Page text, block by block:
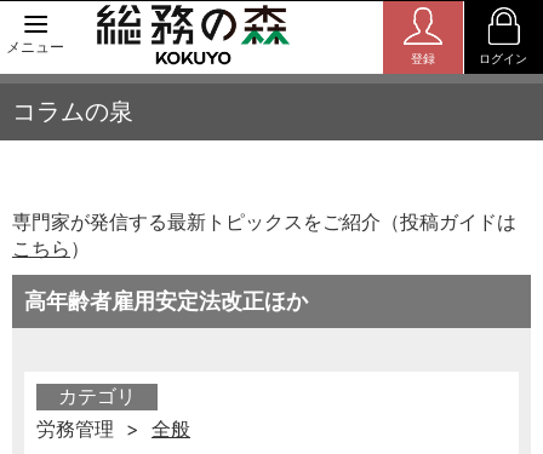
メニュー
登録 ログイン
コラムの泉
専門家が発信する最新トピックスをご紹介（投稿ガイドは
こちら ）
高年齢者雇用安定法改正ほか
カテゴリ
労務管理 > 全般